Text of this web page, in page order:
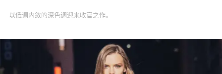
以低调内敛的深色调迎来收官之作。